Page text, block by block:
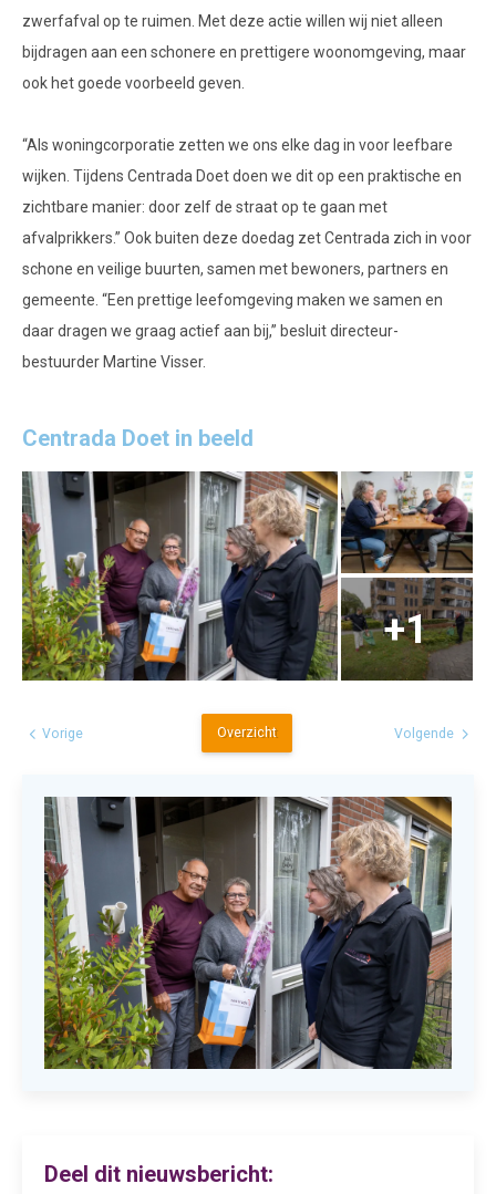
zwerfafval op te ruimen. Met deze actie willen wij niet alleen
bijdragen aan een schonere en prettigere woonomgeving, maar
ook het goede voorbeeld geven.
“Als woningcorporatie zetten we ons elke dag in voor leefbare
wijken. Tijdens Centrada Doet doen we dit op een praktische en
zichtbare manier: door zelf de straat op te gaan met
afvalprikkers.” Ook buiten deze doedag zet Centrada zich in voor
schone en veilige buurten, samen met bewoners, partners en
gemeente. “Een prettige leefomgeving maken we samen en
daar dragen we graag actief aan bij,” besluit directeur-
bestuurder Martine Visser.
Centrada Doet in beeld
Volgende
Overzicht
Vorige
Deel dit nieuwsbericht: